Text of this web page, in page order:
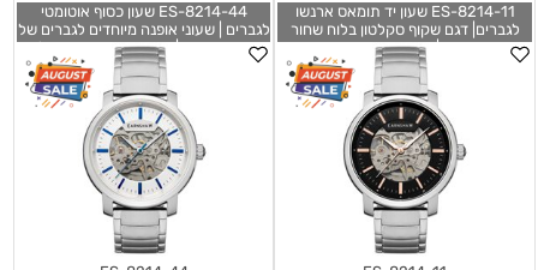
ES-8214-11 שעון יד תומאס ארנשו
לגברים| דגם שקוף סקלטון בלוח שחור
ומחוגי זהב | שעוני אופנה יוקרתיים
במבצע לגברים | Thomas Earnshaw
Men's ES-8214-11 New Holland
ES-8214-44 שעון כסוף אוטומטי
לגברים | שעוני אופנה מיוחדים לגברים של
תומאס ארנשו | חנות שעונים בראשן לציון
| שנתיים אחריות | Thomas Earnshaw
Men's ES-8214-44 New Holland